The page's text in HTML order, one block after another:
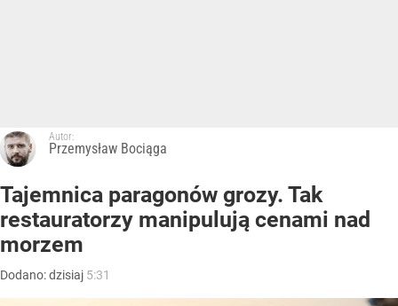
Autor:
Przemysław Bociąga
Tajemnica paragonów grozy. Tak
restauratorzy manipulują cenami nad
morzem
Dodano:dzisiaj 5:31